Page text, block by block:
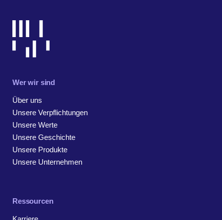
Wer wir sind
Über uns
Unsere Verpflichtungen
Unsere Werte
Unsere Geschichte
Unsere Produkte
Unsere Unternehmen
Ressourcen